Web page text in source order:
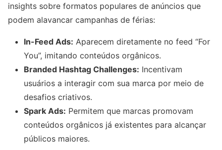
insights sobre formatos populares de anúncios que
podem alavancar campanhas de férias:
In-Feed Ads: Aparecem diretamente no feed “For
You”, imitando conteúdos orgânicos.
Branded Hashtag Challenges: Incentivam
usuários a interagir com sua marca por meio de
desafios criativos.
Spark Ads: Permitem que marcas promovam
conteúdos orgânicos já existentes para alcançar
públicos maiores.